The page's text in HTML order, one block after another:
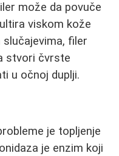
može da povuče
viskom kože
slučajevima, filer
stvori čvrste
u očnoj duplji.
je topljenje
je enzim koji